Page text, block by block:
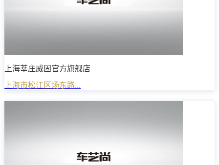
上海莘庄威固官方旗舰店
上海市松江区场东路...